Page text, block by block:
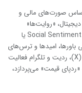
اساس صورت‌های مالی و
«روایت‌ها»
(Narratives) قدرت بلامنازع را در اختیار دارند. Social Sentiment یا
امیدها و ترس‌های
معامله‌گرانی است که در پلتفرم‌هایی نظیر ایکس (X)، ردیت و تلگرام فعالیت
قیمت» می‌پردازد،